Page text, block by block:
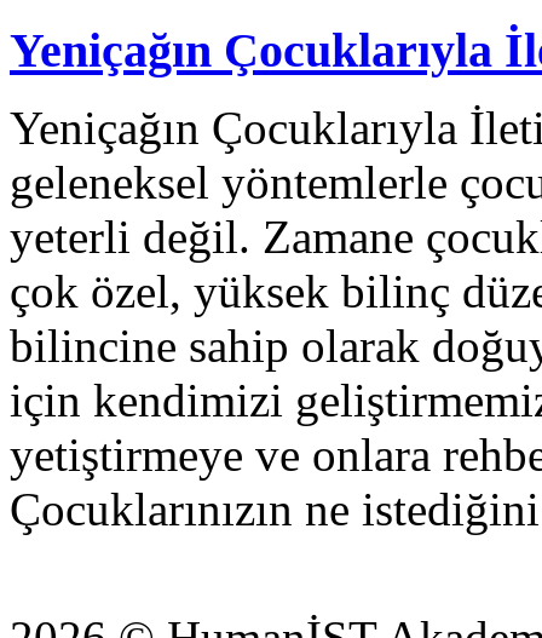
Yeniçağın Çocuklarıyla
Yeniçağın Çocuklarıyla
geleneksel yöntemlerle
yeterli değil. Zamane
çok özel, yüksek bilinç
bilincine sahip olarak
için kendimizi
yetiştirmeye ve onlara
Çocuklarınızın ne